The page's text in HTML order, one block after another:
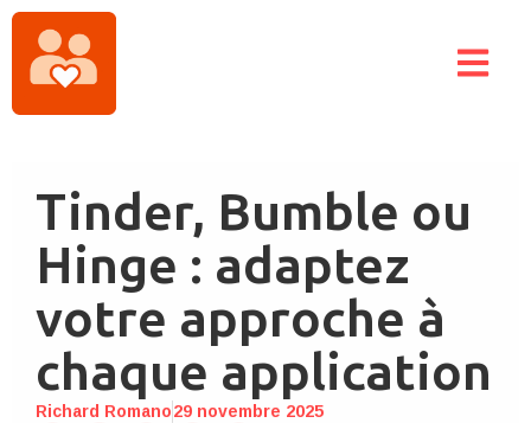
Tinder, Bumble ou
Hinge : adaptez
votre approche à
chaque application
Richard Romano29 novembre 2025